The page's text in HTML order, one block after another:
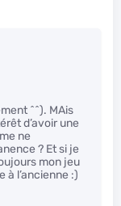
^^). MAis
d’avoir une
ne
? Et si je
mon jeu
à l’ancienne :)